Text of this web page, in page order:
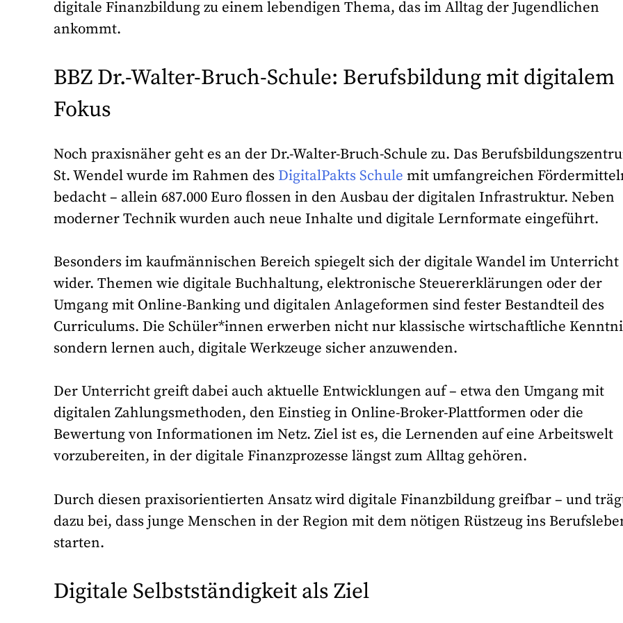
digitale Finanzbildung zu einem lebendigen Thema, das im Alltag der Jugendlichen
ankommt.
BBZ Dr.-Walter-Bruch-Schule: Berufsbildung mit digitalem
Fokus
Noch praxisnäher geht es an der Dr.-Walter-Bruch-Schule zu. Das
St. Wendel wurde im Rahmen des DigitalPakts Schule mit umfangreichen
bedacht – allein 687.000 Euro flossen in den Ausbau der digitalen Infrastruktur. Neben
moderner Technik wurden auch neue Inhalte und digitale Lernformate eingeführt.
Besonders im kaufmännischen Bereich spiegelt sich der digitale Wandel im Unterricht
wider. Themen wie digitale Buchhaltung, elektronische Steuererklärungen oder der
Umgang mit Online-Banking und digitalen Anlageformen sind fester Bestandteil des
Curriculums. Die Schüler*innen erwerben nicht nur klassische wirtschaftliche
sondern lernen auch, digitale Werkzeuge sicher anzuwenden.
Der Unterricht greift dabei auch aktuelle Entwicklungen auf – etwa den Umgang mit
digitalen Zahlungsmethoden, den Einstieg in Online-Broker-Plattformen oder die
Bewertung von Informationen im Netz. Ziel ist es, die Lernenden auf eine Arbeitswelt
vorzubereiten, in der digitale Finanzprozesse längst zum Alltag gehören.
Durch diesen praxisorientierten Ansatz wird digitale Finanzbildung greifbar – und
dazu bei, dass junge Menschen in der Region mit dem nötigen Rüstzeug ins
starten.
Digitale Selbstständigkeit als Ziel